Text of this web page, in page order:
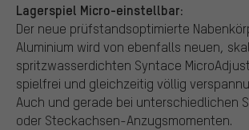
Lagerspiel Micro-einstellbar:
Der neue prüfstandsoptimierte
Aluminium wird von ebenfalls neuen,
spritzwasserdichten Syntace
spielfrei und gleichzeitig völlig
Auch und gerade bei unterschiedlichen
oder Steckachsen-Anzugsmomenten.